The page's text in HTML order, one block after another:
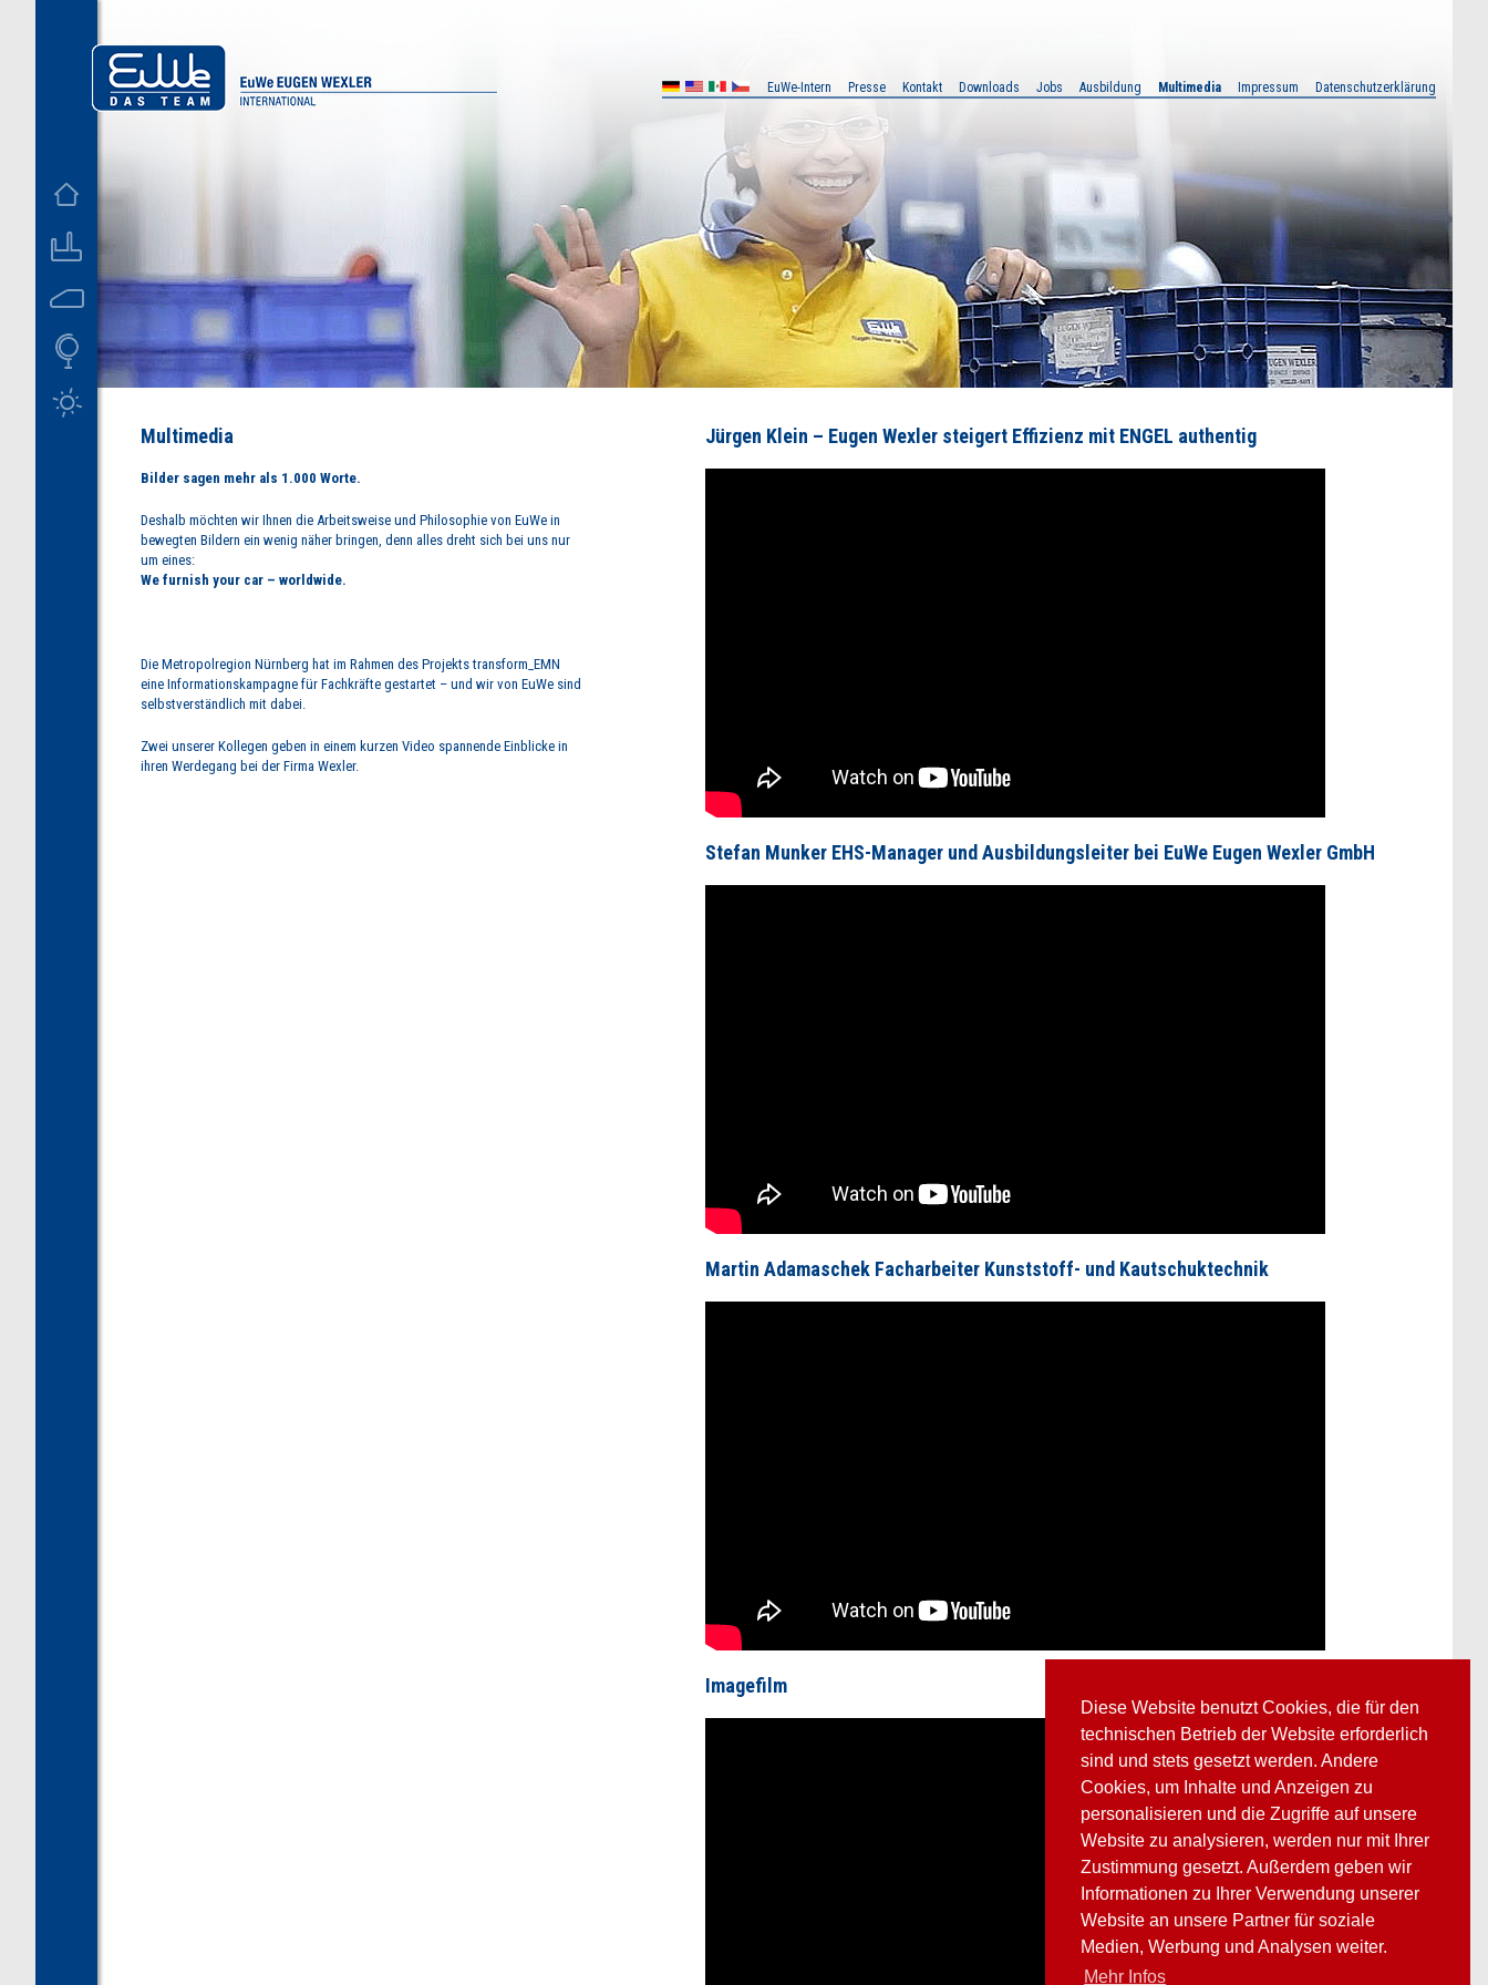
Diese Website benutzt Cookies, die für den
technischen Betrieb der Website erforderlich
sind und stets gesetzt werden. Andere
Cookies, um Inhalte und Anzeigen zu
personalisieren und die Zugriffe auf unsere
Website zu analysieren, werden nur mit Ihrer
Zustimmung gesetzt. Außerdem geben wir
Informationen zu Ihrer Verwendung unserer
Website an unsere Partner für soziale
Medien, Werbung und Analysen weiter.
Mehr Infos
Multimedia
Bilder sagen mehr als 1.000 Worte.
Deshalb möchten wir Ihnen die Arbeitsweise und Philosophie von EuWe in
bewegten Bildern ein wenig näher bringen, denn alles dreht sich bei uns nur
um eines:
We furnish your car – worldwide.
Die Metropolregion Nürnberg hat im Rahmen des Projekts transform_EMN
eine Informationskampagne für Fachkräfte gestartet – und wir von EuWe sind
selbstverständlich mit dabei.
Zwei unserer Kollegen geben in einem kurzen Video spannende Einblicke in
ihren Werdegang bei der Firma Wexler.
Jürgen Klein – Eugen Wexler steigert Effizienz mit ENGEL authentig
Stefan Munker EHS-Manager und Ausbildungsleiter bei EuWe Eugen Wexler GmbH
Martin Adamaschek Facharbeiter Kunststoff- und Kautschuktechnik
Imagefilm
D US MX EuWe-Intern Presse Kontakt Downloads Jobs Ausbildung Multimedia Impressum Datenschutzerklärung